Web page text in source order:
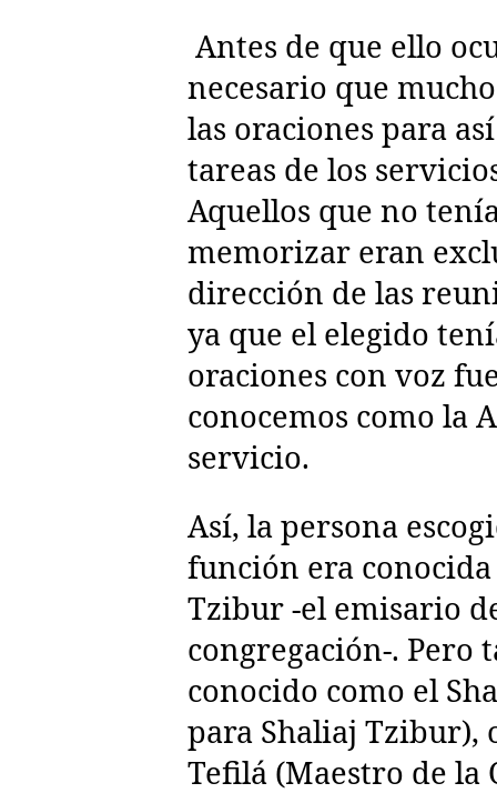
Antes de que ello
necesario que
las oraciones para
tareas de los
Aquellos que no
memorizar eran
dirección de las
ya que el elegido
oraciones con voz
conocemos como la
servicio.
Así, la persona
función era
Tzibur -el emisario
congregación-. Pero
conocido como el
para Shaliaj Tzibur),
Tefilá (Maestro de la